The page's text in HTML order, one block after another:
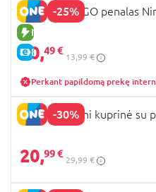
-25%
NAUJA PREKĖ
E-KAINA
LEGO NINJAGO penalas
10,49 €
13,99 €
Perkant papildomą prekę
-30%
PERLETTI Mini kuprinė su
20,99 €
29,99 €